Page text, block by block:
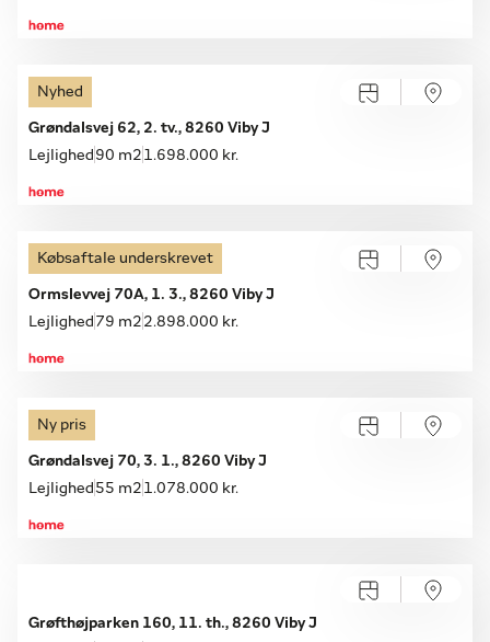
Nyhed
Grøndalsvej 62, 2. tv., 8260 Viby J
Lejlighed 90 m2 1.698.000 kr.
Købsaftale underskrevet
Ormslevvej 70A, 1. 3., 8260 Viby J
Lejlighed 79 m2 2.898.000 kr.
Ny pris
Grøndalsvej 70, 3. 1., 8260 Viby J
Lejlighed 55 m2 1.078.000 kr.
Grøfthøjparken 160, 11. th., 8260 Viby J